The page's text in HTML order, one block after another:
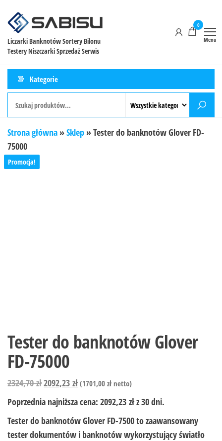
Liczarki Banknotów Sortery Bilonu
Testery Niszczarki Sprzedaż Serwis
0
Menu
Kategorie
Strona główna »Sklep »Tester do banknotów Glover FD-
75000
Promocja!
Tester do banknotów Glover
FD-75000
2324,70zł2092,23 zł (1701,00 zł netto)
Poprzednia najniższa cena: 2092,23 złz 30 dni.
Tester do banknotów Glover FD-7500 to zaawansowany
tester dokumentów i banknotów wykorzystujący światło